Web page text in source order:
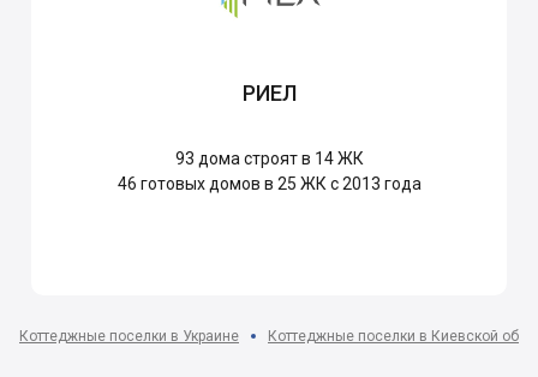
РИЕЛ
93 дома строят в 14 ЖК
46 готовых домов в 25 ЖК с 2013 года
Коттеджные поселки в Украине Коттеджные поселки в Киевской